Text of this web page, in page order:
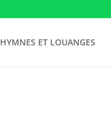
HYMNES ET LOUANGES